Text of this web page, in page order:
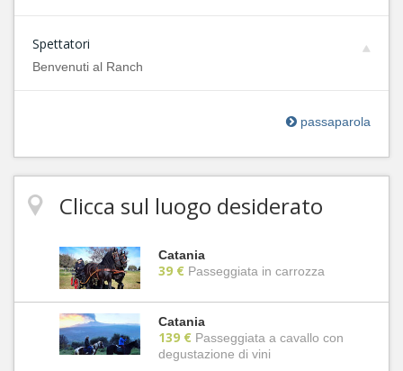
Spettatori
Benvenuti al Ranch
passaparola
Clicca sul luogo desiderato
Catania
39 € Passeggiata in carrozza
Catania
139 € Passeggiata a cavallo con
degustazione di vini